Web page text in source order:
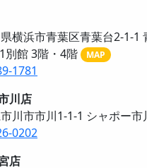
横浜市青葉区青葉台2-1-1
別館 3階・4階
MAP
1781
川店
川市市川1-1-1 シャポー市
0202
店